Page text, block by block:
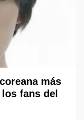
más
fans del